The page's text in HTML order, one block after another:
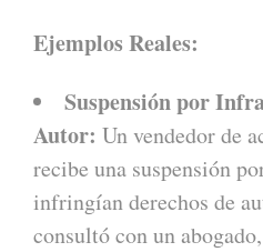
Ejemplos Reales:
Suspensión por
Autor: Un vendedor de
recibe una suspensión
infringían derechos de
consultó con un